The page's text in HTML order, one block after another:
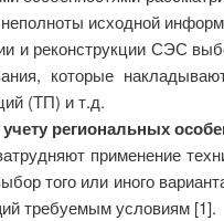
исходной
и реконструкции СЭС
которые
(ТП) и т.д.
региональных
применение
того или иного
требуемым условиям [1].